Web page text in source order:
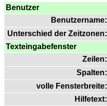
Benutzer
Benutzername:
Unterschied der Zeitzonen:
Texteingabefenster
Zeilen:
Spalten:
volle Fensterbreite:
Hilfetext: